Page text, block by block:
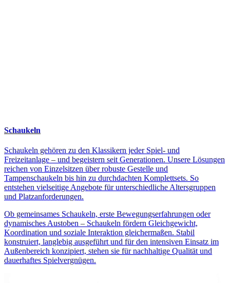
Schaukeln
Schaukeln gehören zu den Klassikern jeder Spiel- und
Freizeitanlage – und begeistern seit Generationen. Unsere Lösungen
reichen von Einzelsitzen über robuste Gestelle und
Tampenschaukeln bis hin zu durchdachten Komplettsets. So
entstehen vielseitige Angebote für unterschiedliche Altersgruppen
und Platzanforderungen.
Ob gemeinsames Schaukeln, erste Bewegungserfahrungen oder
dynamisches Austoben – Schaukeln fördern Gleichgewicht,
Koordination und soziale Interaktion gleichermaßen. Stabil
konstruiert, langlebig ausgeführt und für den intensiven Einsatz im
Außenbereich konzipiert, stehen sie für nachhaltige Qualität und
dauerhaftes Spielvergnügen.